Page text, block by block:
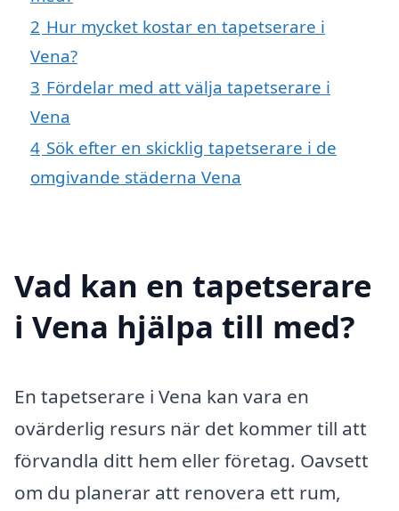
2 Hur mycket kostar en tapetserare i
Vena?
3 Fördelar med att välja tapetserare i
Vena
4 Sök efter en skicklig tapetserare i de
omgivande städerna Vena
Vad kan en tapetserare
i Vena hjälpa till med?
En tapetserare i Vena kan vara en
ovärderlig resurs när det kommer till att
förvandla ditt hem eller företag. Oavsett
om du planerar att renovera ett rum,